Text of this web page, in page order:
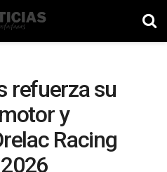
refuerza su
y
Racing